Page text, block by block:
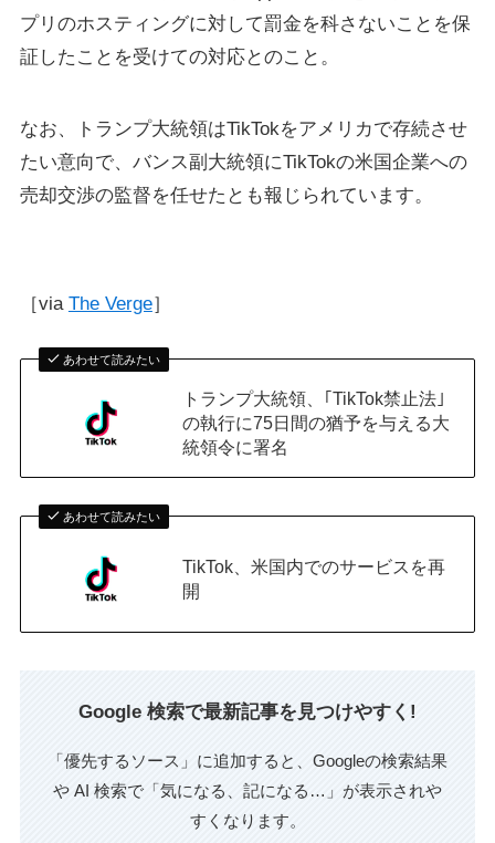
プリのホスティングに対して罰金を科さないことを保
証したことを受けての対応とのこと。
なお、トランプ大統領はTikTokをアメリカで存続させ
たい意向で、バンス副大統領にTikTokの米国企業への
売却交渉の監督を任せたとも報じられています。
［via The Verge］
あわせて読みたい
トランプ大統領、｢TikTok禁止法｣
の執行に75日間の猶予を与える大
統領令に署名
あわせて読みたい
TikTok、米国内でのサービスを再
開
Google 検索で最新記事を見つけやすく!
「優先するソース」に追加すると、Googleの検索結果
や AI 検索で「気になる、記になる…」が表示されや
すくなります。